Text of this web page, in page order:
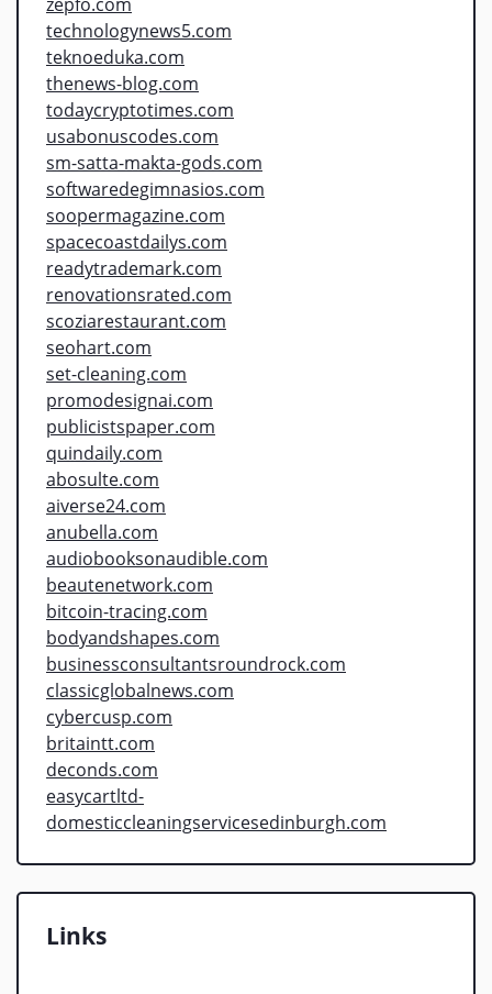
technologynews5.com
teknoeduka.com
thenews-blog.com
todaycryptotimes.com
usabonuscodes.com
sm-satta-makta-gods.com
softwaredegimnasios.com
soopermagazine.com
spacecoastdailys.com
readytrademark.com
renovationsrated.com
scoziarestaurant.com
seohart.com
set-cleaning.com
promodesignai.com
publicistspaper.com
quindaily.com
abosulte.com
aiverse24.com
anubella.com
audiobooksonaudible.com
beautenetwork.com
bitcoin-tracing.com
bodyandshapes.com
businessconsultantsroundrock.com
classicglobalnews.com
cybercusp.com
britaintt.com
deconds.com
easycartltd-
domesticcleaningservicesedinburgh.com
Links